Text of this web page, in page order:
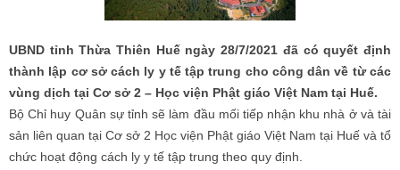
UBND tỉnh Thừa Thiên Huế ngày 28/7/2021 đã có quyết định
thành lập cơ sở cách ly y tế tập trung cho công dân về từ các
vùng dịch tại Cơ sở 2 – Học viện Phật giáo Việt Nam tại Huế.
Bộ Chỉ huy Quân sự tỉnh sẽ làm đầu mối tiếp nhận khu nhà ở và tài
sản liên quan tại Cơ sở 2 Học viện Phật giáo Việt Nam tại Huế và tổ
chức hoạt động cách ly y tế tập trung theo quy định.